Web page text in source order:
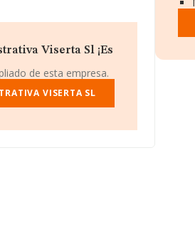
de INFORMA,
de sector.
938496977.
está situada en Calle
Barcelona, Cataluña.
compañías, a nivel
los 460 mil euros. Como
Viserta Sl ¡Es
de esta empresa.
VISERTA SL